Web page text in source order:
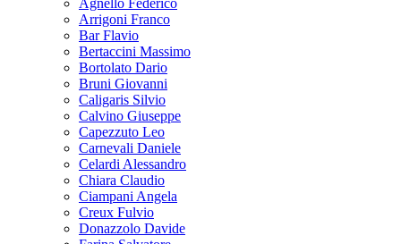
Agnello Federico
Arrigoni Franco
Bar Flavio
Bertaccini Massimo
Bortolato Dario
Bruni Giovanni
Caligaris Silvio
Calvino Giuseppe
Capezzuto Leo
Carnevali Daniele
Celardi Alessandro
Chiara Claudio
Ciampani Angela
Creux Fulvio
Donazzolo Davide